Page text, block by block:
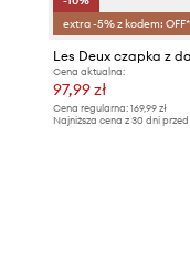
extra -5% z kodem: OFF*
Cena aktualna:
97,99 zł
Cena regularna: 169,99 zł
Najniższa cena z 30 dni